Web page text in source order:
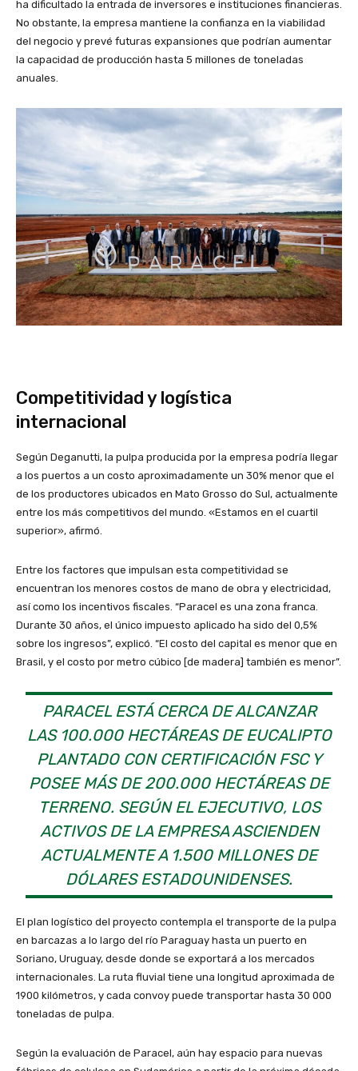
ha dificultado la entrada de inversores e instituciones financieras.
No obstante, la empresa mantiene la confianza en la viabilidad
del negocio y prevé futuras expansiones que podrían aumentar
la capacidad de producción hasta 5 millones de toneladas
anuales.
Competitividad y logística
internacional
Según Deganutti, la pulpa producida por la empresa podría llegar
a los puertos a un costo aproximadamente un 30% menor que el
de los productores ubicados en Mato Grosso do Sul, actualmente
entre los más competitivos del mundo. «Estamos en el cuartil
superior», afirmó.
Entre los factores que impulsan esta competitividad se
encuentran los menores costos de mano de obra y electricidad,
así como los incentivos fiscales. “Paracel es una zona franca.
Durante 30 años, el único impuesto aplicado ha sido del 0,5%
sobre los ingresos”, explicó. “El costo del capital es menor que en
Brasil, y el costo por metro cúbico [de madera] también es menor”.
PARACEL ESTÁ CERCA DE ALCANZAR
LAS 100.000 HECTÁREAS DE EUCALIPTO
PLANTADO CON CERTIFICACIÓN FSC Y
POSEE MÁS DE 200.000 HECTÁREAS DE
TERRENO. SEGÚN EL EJECUTIVO, LOS
ACTIVOS DE LA EMPRESA ASCIENDEN
ACTUALMENTE A 1.500 MILLONES DE
DÓLARES ESTADOUNIDENSES.
El plan logístico del proyecto contempla el transporte de la pulpa
en barcazas a lo largo del río Paraguay hasta un puerto en
Soriano, Uruguay, desde donde se exportará a los mercados
internacionales. La ruta fluvial tiene una longitud aproximada de
1900 kilómetros, y cada convoy puede transportar hasta 30 000
toneladas de pulpa.
Según la evaluación de Paracel, aún hay espacio para nuevas